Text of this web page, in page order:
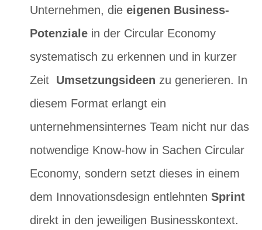
Unternehmen, die eigenen Business-
Potenziale in der Circular Economy
systematisch zu erkennen und in kurzer
Zeit Umsetzungsideen zu generieren. In
diesem Format erlangt ein
unternehmensinternes Team nicht nur das
notwendige Know-how in Sachen Circular
Economy, sondern setzt dieses in einem
dem Innovationsdesign entlehnten Sprint
direkt in den jeweiligen Businesskontext.